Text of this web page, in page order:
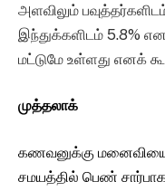
அளவிலும்
இந்துக்களிடம் 5.8%
மட்டுமே உள்ளது எனக்
முத்தலாக்
கணவனுக்கு
சமயத்தில் பெண்